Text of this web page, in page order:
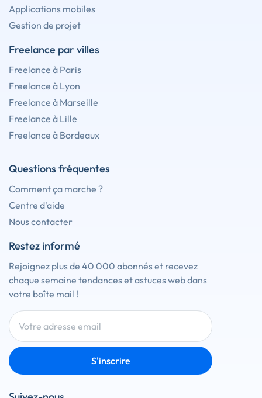
Applications mobiles
Gestion de projet
Freelance par villes
Freelance à Paris
Freelance à Lyon
Freelance à Marseille
Freelance à Lille
Freelance à Bordeaux
Questions fréquentes
Comment ça marche ?
Centre d'aide
Nous contacter
Restez informé
Rejoignez plus de 40 000 abonnés et recevez
chaque semaine tendances et astuces web dans
votre boîte mail !
S'inscrire